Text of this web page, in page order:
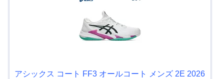
アシックス コート FF3 オールコート メンズ 2E 2026